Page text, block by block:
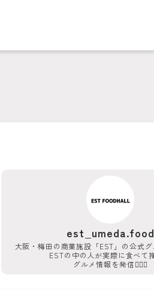
est_umeda.food
大阪・梅田の商業施設「EST」の公式
ESTの中の人が実際に食べて
グルメ情報を発信💁‍♀️✨